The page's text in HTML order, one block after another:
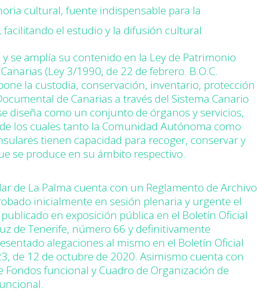
cultural, fuente indispensable para la
el estudio y la difusión cultural
se amplía su contenido en la Ley de Patrimonio
(Ley 3/1990, de 22 de febrero. B.O.C.
la custodia, conservación, inventario, protección
de Canarias a través del Sistema Canario
diseña como un conjunto de órganos y servicios,
los cuales tanto la Comunidad Autónoma como
tienen capacidad para recoger, conservar y
se produce en su ámbito respectivo.
de La Palma cuenta con un Reglamento de Archivo
inicialmente en sesión plenaria y urgente el
en exposición pública en el Boletín Oficial
de Tenerife, número 66 y definitivamente
alegaciones al mismo en el Boletín Oficial
de 12 de octubre de 2020. Asimismo cuenta con
Fondos funcional y Cuadro de Organización de